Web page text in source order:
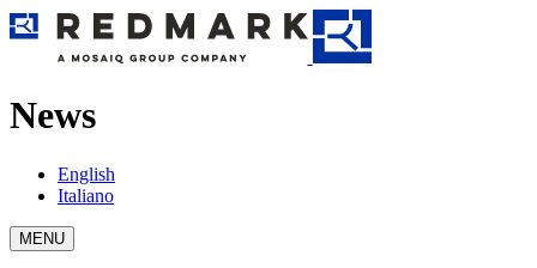
News
English
Italiano
MENU